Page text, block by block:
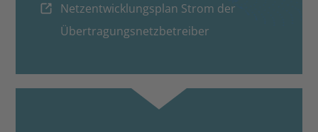
Netzentwicklungsplan Strom der
Übertragungsnetzbetreiber